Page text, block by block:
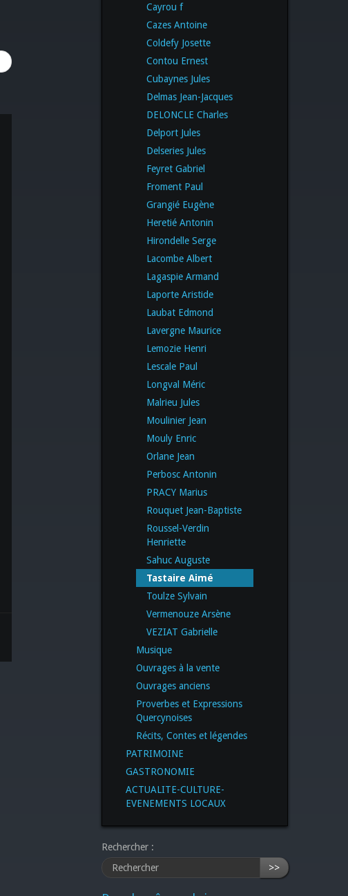
Cayrou f
Cazes Antoine
Coldefy Josette
Contou Ernest
Cubaynes Jules
Delmas Jean-Jacques
DELONCLE Charles
Delport Jules
Delseries Jules
Feyret Gabriel
Froment Paul
Grangié Eugène
Heretié Antonin
Hirondelle Serge
Lacombe Albert
Lagaspie Armand
Laporte Aristide
Laubat Edmond
Lavergne Maurice
Lemozie Henri
Lescale Paul
Longval Méric
Malrieu Jules
Moulinier Jean
Mouly Enric
Orlane Jean
Perbosc Antonin
PRACY Marius
Rouquet Jean-Baptiste
Roussel-Verdin
Henriette
Sahuc Auguste
Tastaire Aimé
Toulze Sylvain
Vermenouze Arsène
VEZIAT Gabrielle
Musique
Ouvrages à la vente
Ouvrages anciens
Proverbes et Expressions
Quercynoises
Récits, Contes et légendes
PATRIMOINE
GASTRONOMIE
ACTUALITE-CULTURE-
EVENEMENTS LOCAUX
Rechercher :
>>